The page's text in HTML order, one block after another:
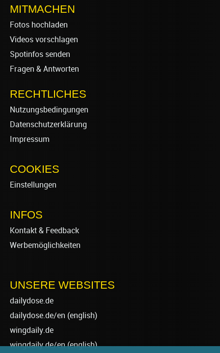
MITMACHEN
Fotos hochladen
Videos vorschlagen
Spotinfos senden
Fragen & Antworten
RECHTLICHES
Nutzungsbedingungen
Datenschutzerklärung
Impressum
COOKIES
Einstellungen
INFOS
Kontakt & Feedback
Werbemöglichkeiten
UNSERE WEBSITES
dailydose.de
dailydose.de/en (english)
wingdaily.de
wingdaily.de/en(english)